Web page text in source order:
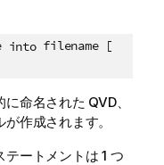
intofilename [
に命名された QVD、
作成されます。
ートメントは 1 つ